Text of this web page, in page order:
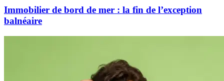
Immobilier de bord de mer : la fin de l’exception
balnéaire